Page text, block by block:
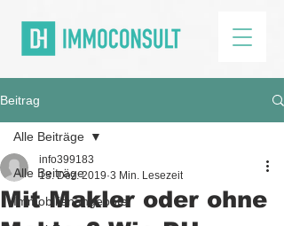
Beitrag
Alle Beiträge
Immobilienangebote
Alle Beiträge
Mit Makler oder ohne
info399183
13. Dez. 2019 3 Min. Lesezeit